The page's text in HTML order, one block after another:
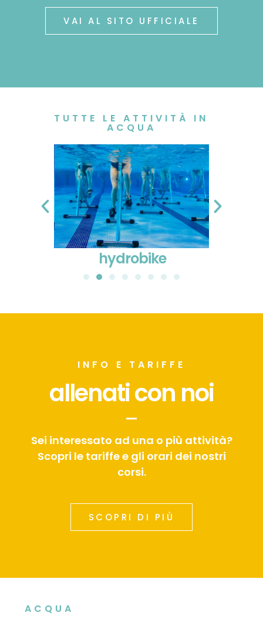
VAI AL SITO UFFICIALE
TUTTE LE ATTIVITÀ IN
ACQUA
hydrobike
INFO E TARIFFE
allenati con noi
Sei interessato ad una o più attività?
Scopri le tariffe e gli orari dei nostri
corsi.
SCOPRI DI PIÙ
ACQUA